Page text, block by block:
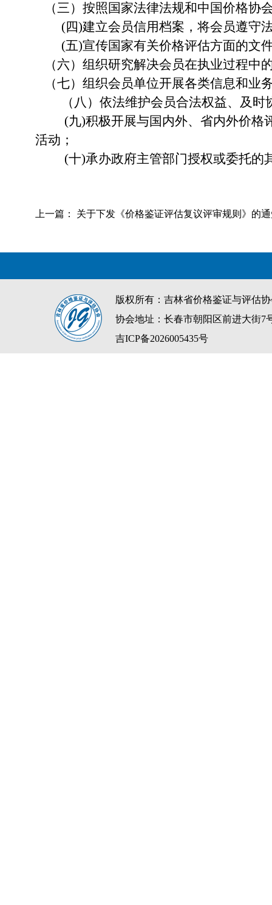
（三）按照国家法律法规和中国价格
(四)建立会员信用档案，将会员遵守
(五)宣传国家有关价格评估方面的文
（六）组织研究解决会员在执业过程中
（七） 组织会员单位开展各类信息和业
（ 八 ）依法维护会员合法权益、及时
(九)积极开展与国内外、省内外价格
活动；
(十)承办政府主管部门授权或委托的
上一篇： 关于下发《价格鉴证评估复议评审规则》的
版权所有：吉林省价格鉴证与评估
协会地址：长春市朝阳区前进大街
吉ICP备2026005435号